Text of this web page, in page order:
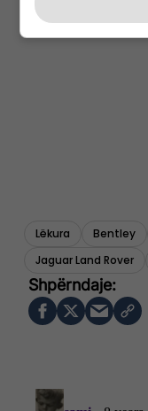
Lëkura Bentley
Jaguar Land Rover